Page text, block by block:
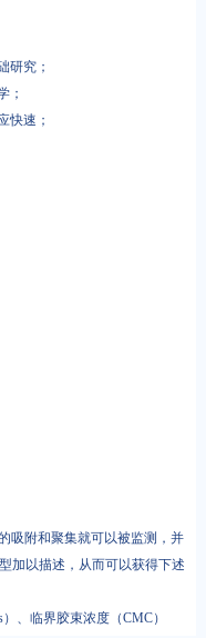
研究；
；
快速；
吸附和聚集就可以被监测，并
加以描述，从而可以获得下述
、临界胶束浓度（CMC）